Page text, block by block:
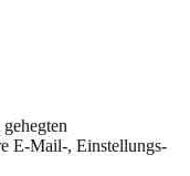
E-Mail-, Einstellungs-